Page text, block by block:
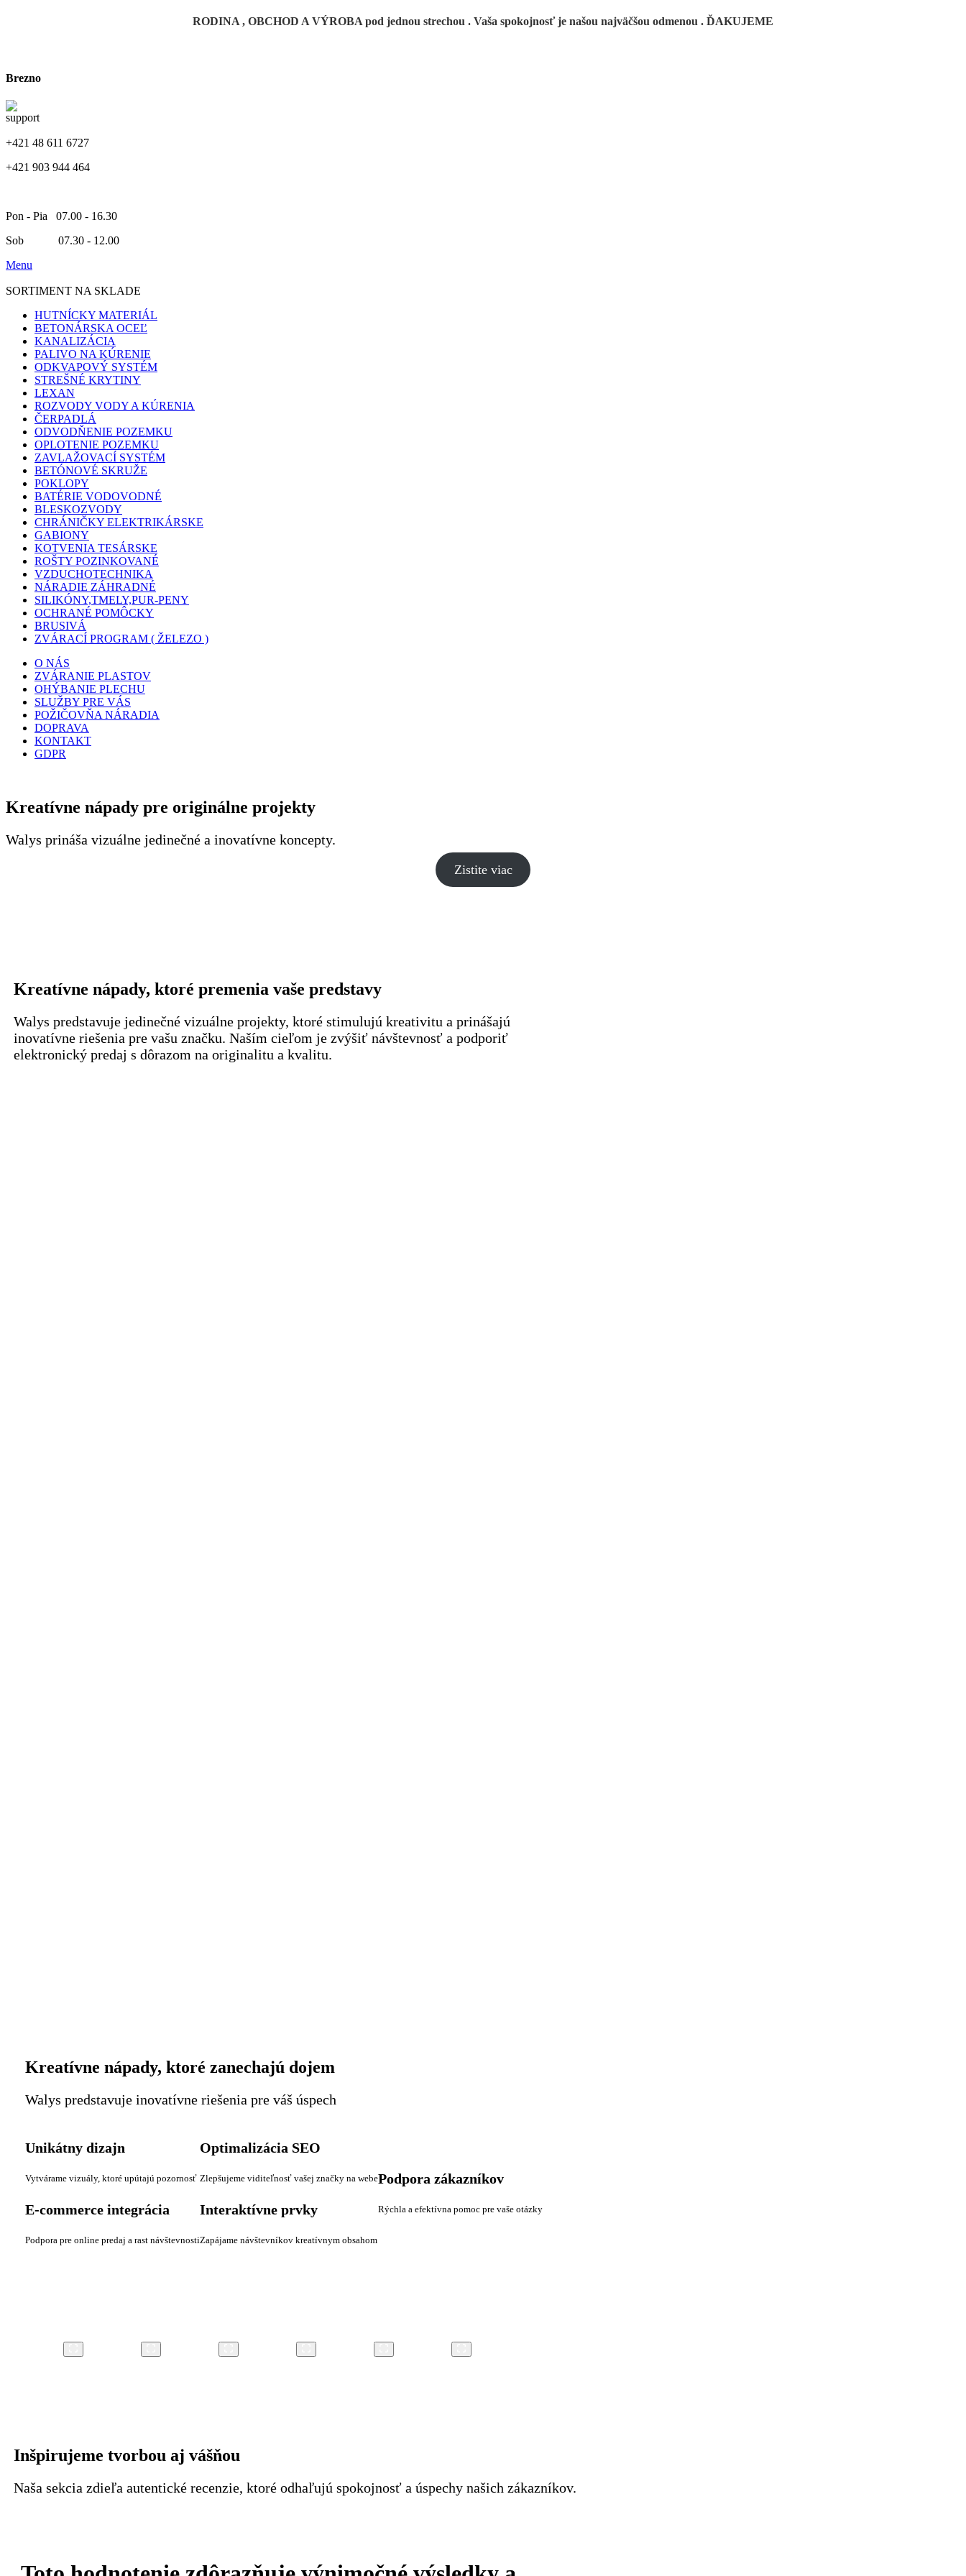
RODINA , OBCHOD A VÝROBA pod jednou strechou . Vaša spokojnosť je našou najväčšou odmenou . ĎAKUJEME
Brezno
+421 48 611 6727
+421 903 944 464
Pon - Pia 07.00 - 16.30
Sob 07.30 - 12.00
Menu
SORTIMENT NA SKLADE
HUTNÍCKY MATERIÁL
BETONÁRSKA OCEĽ
KANALIZÁCIA
PALIVO NA KÚRENIE
ODKVAPOVÝ SYSTÉM
STREŠNÉ KRYTINY
LEXAN
ROZVODY VODY A KÚRENIA
ČERPADLÁ
ODVODŇENIE POZEMKU
OPLOTENIE POZEMKU
ZAVLAŽOVACÍ SYSTÉM
BETÓNOVÉ SKRUŽE
POKLOPY
BATÉRIE VODOVODNÉ
BLESKOZVODY
CHRÁNIČKY ELEKTRIKÁRSKE
GABIONY
KOTVENIA TESÁRSKE
ROŠTY POZINKOVANÉ
VZDUCHOTECHNIKA
NÁRADIE ZÁHRADNÉ
SILIKÓNY,TMELY,PUR-PENY
OCHRANÉ POMÔCKY
BRUSIVÁ
ZVÁRACÍ PROGRAM ( ŽELEZO )
O NÁS
ZVÁRANIE PLASTOV
OHÝBANIE PLECHU
SLUŽBY PRE VÁS
POŽIČOVŇA NÁRADIA
DOPRAVA
KONTAKT
GDPR
Kreatívne nápady pre originálne projekty
Walys prináša vizuálne jedinečné a inovatívne koncepty.
Zistite viac
Kreatívne nápady, ktoré premenia vaše predstavy
Walys predstavuje jedinečné vizuálne projekty, ktoré stimulujú kreativitu a prinášajú
inovatívne riešenia pre vašu značku. Naším cieľom je zvýšiť návštevnosť a podporiť
elektronický predaj s dôrazom na originalitu a kvalitu.
Kreatívne nápady, ktoré zanechajú dojem
Walys predstavuje inovatívne riešenia pre váš úspech
Unikátny dizajn
Vytvárame vizuály, ktoré upútajú pozornosť
E-commerce integrácia
Podpora pre online predaj a rast návštevnosti
Optimalizácia SEO
Zlepšujeme viditeľnosť vašej značky na webe
Interaktívne prvky
Zapájame návštevníkov kreatívnym obsahom
Podpora zákazníkov
Rýchla a efektívna pomoc pre vaše otázky
Inšpirujeme tvorbou aj vášňou
Naša sekcia zdieľa autentické recenzie, ktoré odhaľujú spokojnosť a úspechy našich zákazníkov.